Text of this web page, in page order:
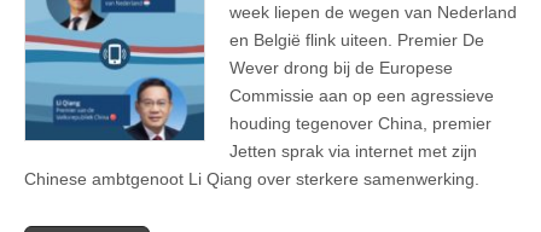
week liepen de wegen van Nederland
en België flink uiteen. Premier De
Wever drong bij de Europese
Commissie aan op een agressieve
houding tegenover China, premier
Jetten sprak via internet met zijn
Chinese ambtgenoot Li Qiang over sterkere samenwerking.